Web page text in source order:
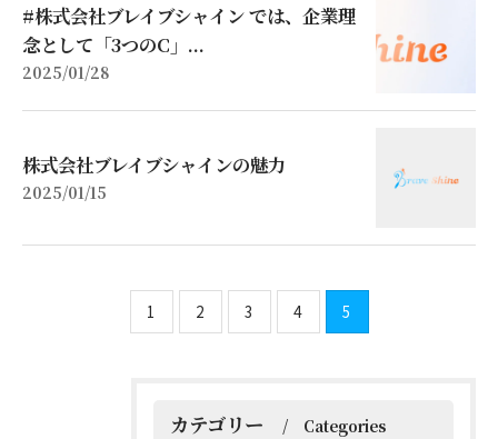
#株式会社ブレイブシャイン では、企業理
念として「3つのC」...
2025/01/28
株式会社ブレイブシャインの魅力
2025/01/15
1 2 3 4 5
カテゴリー Categories